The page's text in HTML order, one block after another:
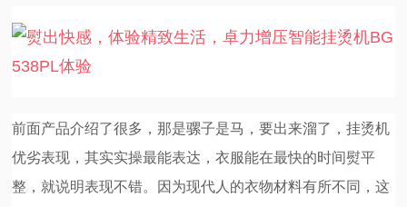
前面产品介绍了很多，那是骡子是马，要出来溜了，挂烫机
优劣表现，其实实操最能表达，衣服能在最快的时间熨平
整，就说明表现不错。因为现代人的衣物材料有所不同，这